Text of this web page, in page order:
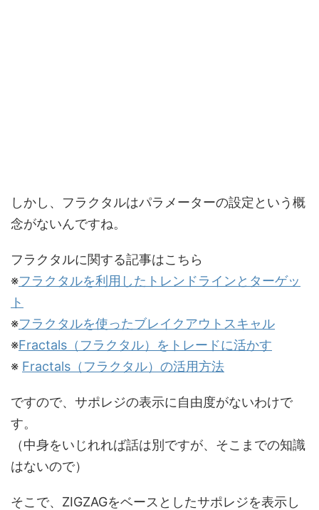
しかし、フラクタルはパラメーターの設定という概
念がないんですね。
フラクタルに関する記事はこちら
※フラクタルを利用したトレンドラインとターゲッ
ト
※フラクタルを使ったブレイクアウトスキャル
※Fractals（フラクタル）をトレードに活かす
※ Fractals（フラクタル）の活用方法
ですので、サポレジの表示に自由度がないわけで
す。
（中身をいじれれば話は別ですが、そこまでの知識
はないので）
そこで、ZIGZAGをベースとしたサポレジを表示し